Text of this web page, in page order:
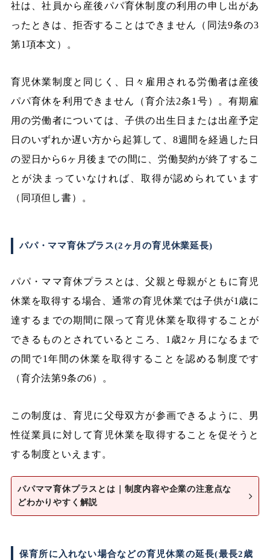
社は、社員から産後パパ育休制度の利用の申し出があ
ったときは、拒否することはできません（同法9条の3
第1項本文）。
育児休業制度と同じく、日々雇用される労働者は産後
パパ育休を利用できません（育介法2条1号）。有期雇
用の労働者については、子供の出生日または出産予定
日のいずれか遅い方から起算して、8週間を経過した日
の翌日から6ヶ月後までの間に、労働契約が終了するこ
とが決まっていなければ、取得が認められています
（同項但し書）。
パパ・ママ育休プラス(2ヶ月の育児休業延長)
パパ・ママ育休プラスとは、父親と母親がともに育児
休業を取得する場合、通常の育児休業では子供が1歳に
達するまでの期間に限って育児休業を取得することが
できるものとされているところ、1歳2ヶ月になるまで
の間で1年間の休業を取得することを認める制度です
（育介法第9条の6）。
この制度は、育児に父母双方が参画できるように、男
性従業員に対して育児休業を取得することを促そうと
する制度といえます。
パパママ育休プラスとは｜制度内容や企業の注意点な
どわかりやすく解説
保育所に入れない場合などの育児休業の延長(最長2歳